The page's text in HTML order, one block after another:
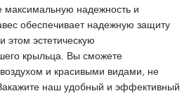
максимальную надежность и
обеспечивает надежную защиту
этом эстетическую
крыльца. Вы сможете
и красивыми видами, не
наш удобный и эффективный